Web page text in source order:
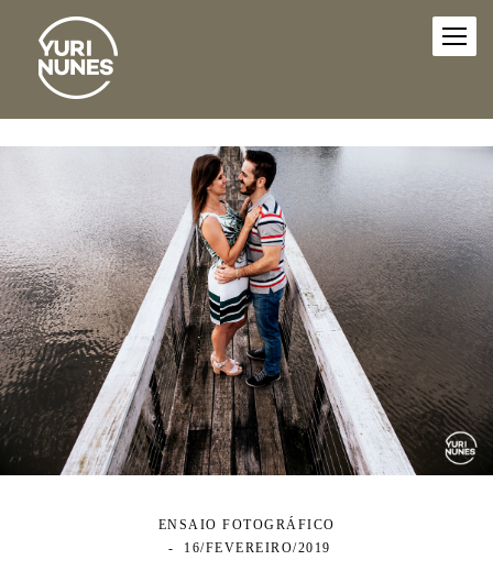
ENSAIO FOTOGRÁFICO
16/FEVEREIRO/2019